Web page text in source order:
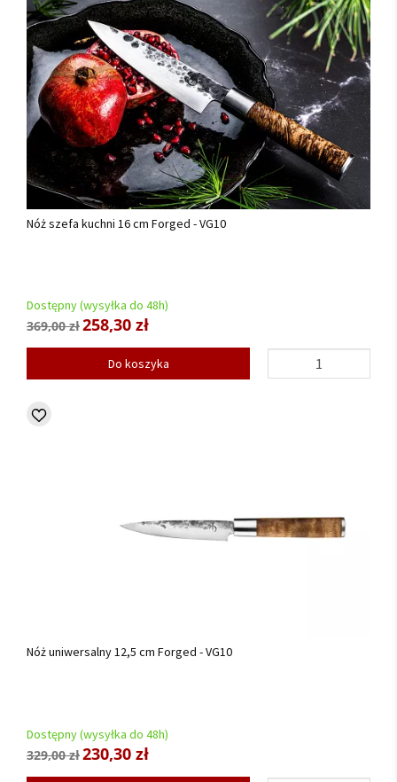
Nóż szefa kuchni 16 cm Forged - VG10
Dostępny (wysyłka do 48h)
369,00 zł258,30 zł
Do koszyka
Nóż uniwersalny 12,5 cm Forged - VG10
Dostępny (wysyłka do 48h)
329,00 zł230,30 zł